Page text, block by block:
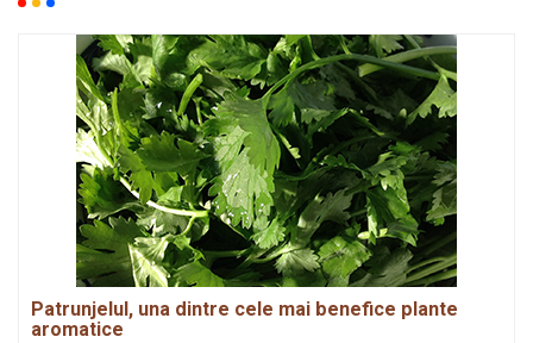
Patrunjelul, una dintre cele mai benefice plante
aromatice